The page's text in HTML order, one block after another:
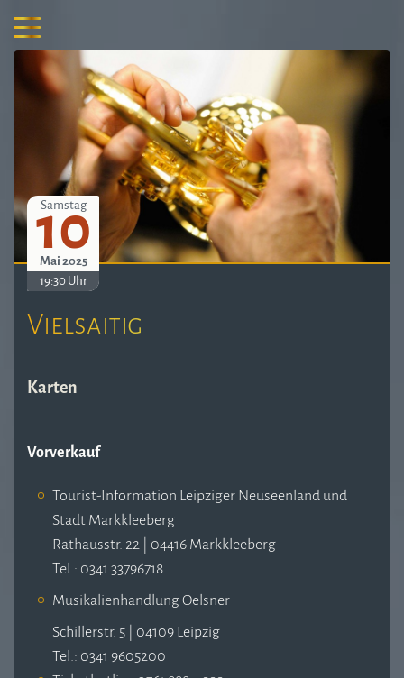
Samstag
10
Mai 2025
19:30 Uhr
Vielsaitig
Karten
Vorverkauf
Tourist-Information Leipziger Neuseenland und
Stadt Markkleeberg
Rathausstr. 22 | 04416 Markkleeberg
Tel.: 0341 33796718
Musikalienhandlung Oelsner
Schillerstr. 5 | 04109 Leipzig
Tel.: 0341 9605200